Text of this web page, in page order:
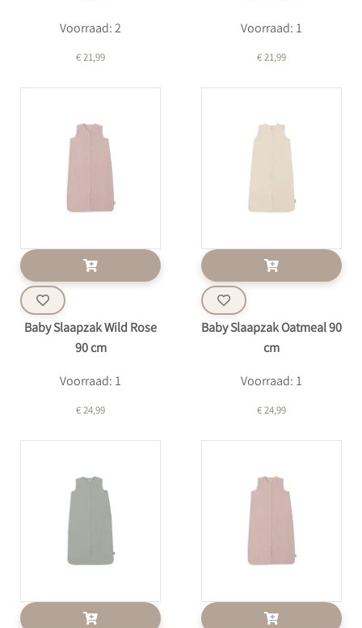
Voorraad: 2
€ 21,99
Voorraad: 1
€ 21,99
Baby Slaapzak Wild Rose
90 cm
Voorraad: 1
€ 24,99
Baby Slaapzak Oatmeal 90
cm
Voorraad: 1
€ 24,99